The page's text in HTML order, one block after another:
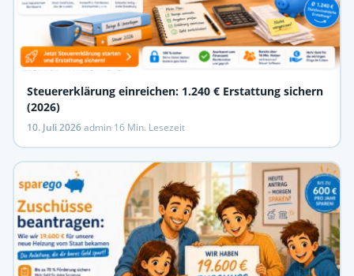
Steuererklärung einreichen: 1.240 € Erstattung sichern
(2026)
10. Juli 2026·admin·16 Min. Lesezeit